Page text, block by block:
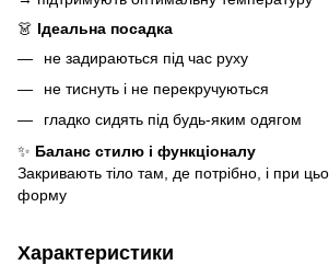
👗 Ідеальна посадка
не задираються під час руху
не тиснуть і не перекручуються
гладко сидять під будь-яким одягом
✨ Баланс стилю і функціоналу
Закривають тіло там, де потрібно, і при
форму
Характеристики